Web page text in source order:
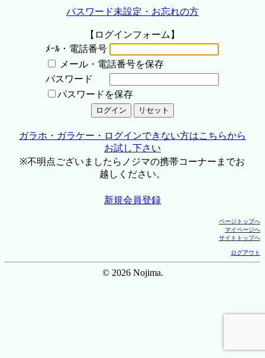
パスワード未設定・お忘れの方
【ログインフォーム】
ﾒｰﾙ・電話番号
メール・電話番号を保存
パスワード
パスワードを保存
ガラホ・ガラケー・ログインできない方はこちらから
お試し下さい
※不明点ございましたらノジマの携帯コーナーまでお
越しください。
新規会員登録
ページトップへ
マイページへ
サイトトップへ
ログアウト
© 2026 Nojima.